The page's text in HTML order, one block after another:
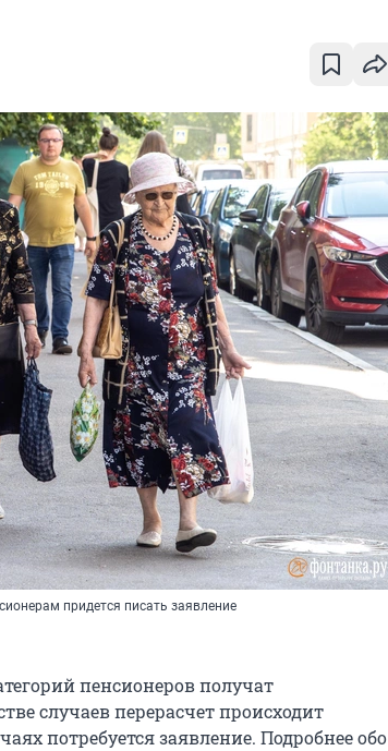
придется писать заявление
пенсионеров получат
случаев перерасчет происходит
потребуется заявление. Подробнее обо